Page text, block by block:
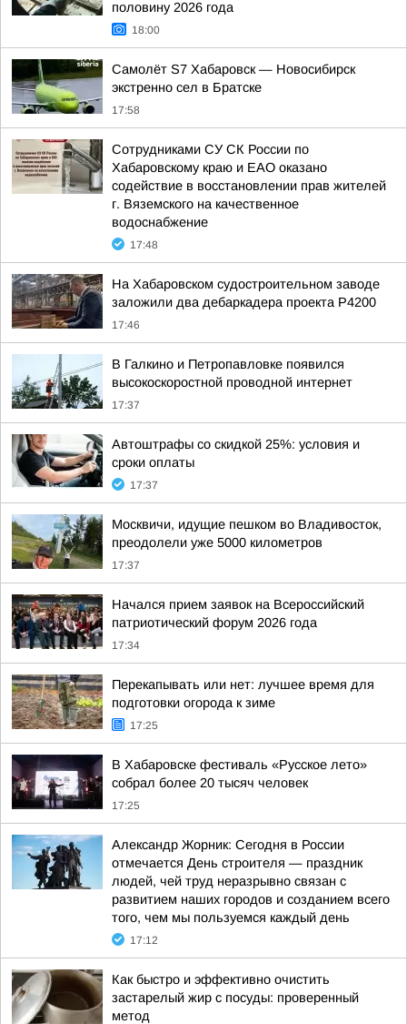
половину 2026 года
18:00
Самолёт S7 Хабаровск — Новосибирск
экстренно сел в Братске
17:58
Сотрудниками СУ СК России по
Хабаровскому краю и ЕАО оказано
содействие в восстановлении прав жителей
г. Вяземского на качественное
водоснабжение
17:48
На Хабаровском судостроительном заводе
заложили два дебаркадера проекта Р4200
17:46
В Галкино и Петропавловке появился
высокоскоростной проводной интернет
17:37
Автоштрафы со скидкой 25%: условия и
сроки оплаты
17:37
Москвичи, идущие пешком во Владивосток,
преодолели уже 5000 километров
17:37
Начался прием заявок на Всероссийский
патриотический форум 2026 года
17:34
Перекапывать или нет: лучшее время для
подготовки огорода к зиме
17:25
В Хабаровске фестиваль «Русское лето»
собрал более 20 тысяч человек
17:25
Александр Жорник: Сегодня в России
отмечается День строителя — праздник
людей, чей труд неразрывно связан с
развитием наших городов и созданием всего
того, чем мы пользуемся каждый день
17:12
Как быстро и эффективно очистить
застарелый жир с посуды: проверенный
метод